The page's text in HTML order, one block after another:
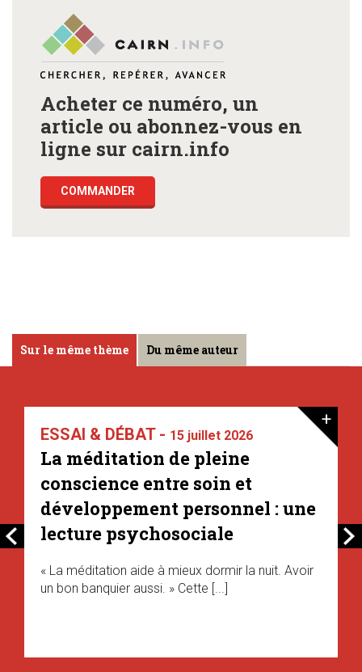
Acheter ce numéro, un
article ou abonnez-vous en
ligne sur cairn.info
COMMANDER
Sur le même thème Du même auteur
ESSAI & DÉBAT - 15 juillet 2026
La méditation de pleine
conscience entre soin et
développement personnel : une
lecture psychosociale
« La méditation aide à mieux dormir la nuit. Avoir
un bon banquier aussi. » Cette [...]
+